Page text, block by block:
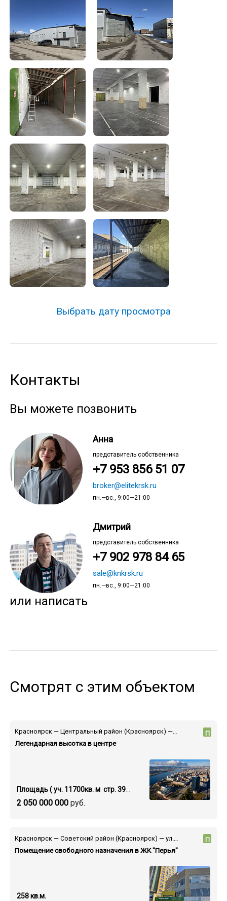
Выбрать дату просмотра
Контакты
Вы можете позвонить
Анна
представитель собственника
+7 953 856 51 07
broker@elitekrsk.ru
пн.—вс., 9:00—21:00
Дмитрий
представитель собственника
+7 902 978 84 65
sale@knkrsk.ru
пн.—вс., 9:00—21:00
или написать
Смотрят с этим объектом
Красноярск — Центральный район (Красноярск) — пр-т Мира
Легендарная высотка в центре
П
2 050 000 000руб.
Площадь ( уч. 11700кв. м стр. 39000 кв.м.)
Помещение свободного назначения в ЖК "Перья"
П
258 кв.м.